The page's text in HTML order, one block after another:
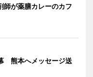
師が薬膳カレーのカフ
熊本へメッセージ送